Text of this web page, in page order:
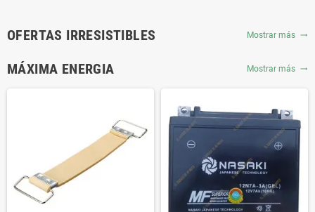
OFERTAS IRRESISTIBLES Mostrar más trending_flat
MÁXIMA ENERGIA Mostrar más trending_flat